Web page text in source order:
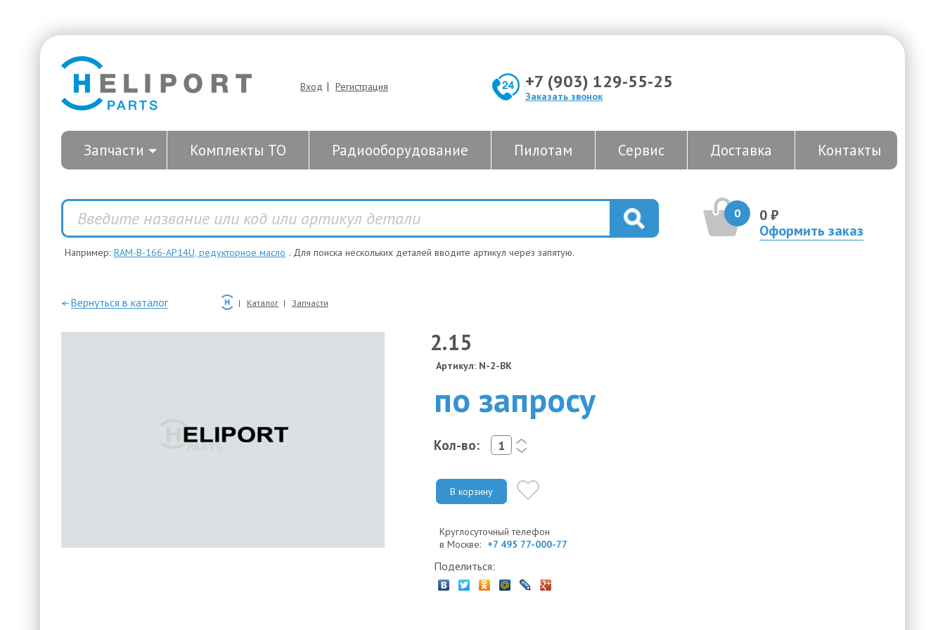
Вход | Регистрация +7 (903) 129-55-25
Заказать звонок
Запчасти Комплекты ТО Радиооборудование Пилотам Сервис Доставка Контакты
0
0 ₽
Оформить заказ
Например: RAM-B-166-AP14U, редукторное масло . Для поиска нескольких деталей вводите артикул через запятую.
—Вернуться в каталог Каталог Запчасти
2.15
Артикул: N-2-BK
по запросу
Кол-во:
<
>
В корзину
Круглосуточный телефон
в Москве: +7 495 77-000-77
Поделиться: